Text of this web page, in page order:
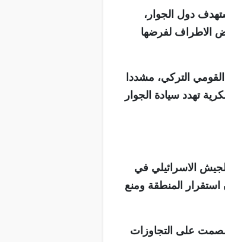
دول الجوار،
الاطراف لفرضها
التركي، مشددا
تهدد سيادة الجوار
الاسرائيلي في
المنطقة ومنع
على التجاوزات